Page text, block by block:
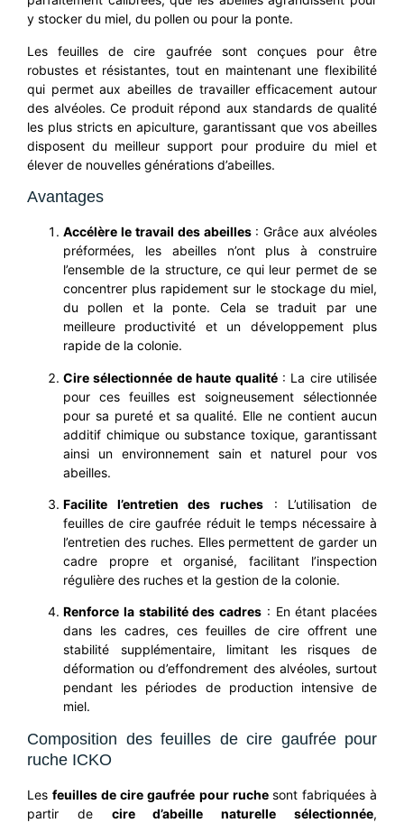
y stocker du miel, du pollen ou pour la ponte.
Les feuilles de cire gaufrée sont conçues pour être
robustes et résistantes, tout en maintenant une flexibilité
qui permet aux abeilles de travailler efficacement autour
des alvéoles. Ce produit répond aux standards de qualité
les plus stricts en apiculture, garantissant que vos abeilles
disposent du meilleur support pour produire du miel et
élever de nouvelles générations d’abeilles.
Avantages
Accélère le travail des abeilles: Grâce aux alvéoles
préformées, les abeilles n’ont plus à construire
l’ensemble de la structure, ce qui leur permet de se
concentrer plus rapidement sur le stockage du miel,
du pollen et la ponte. Cela se traduit par une
meilleure productivité et un développement plus
rapide de la colonie.
Cire sélectionnée de haute qualité: La cire utilisée
pour ces feuilles est soigneusement sélectionnée
pour sa pureté et sa qualité. Elle ne contient aucun
additif chimique ou substance toxique, garantissant
ainsi un environnement sain et naturel pour vos
abeilles.
Facilite l’entretien des ruches : L’utilisation de
feuilles de cire gaufrée réduit le temps nécessaire à
l’entretien des ruches. Elles permettent de garder un
cadre propre et organisé, facilitant l’inspection
régulière des ruches et la gestion de la colonie.
Renforce la stabilité des cadres : En étant placées
dans les cadres, ces feuilles de cire offrent une
stabilité supplémentaire, limitant les risques de
déformation ou d’effondrement des alvéoles, surtout
pendant les périodes de production intensive de
miel.
Composition des feuilles de cire gaufrée pour
ruche ICKO
Lesfeuilles de cire gaufrée pour ruche sont fabriquées à
partir de cire d’abeille naturelle sélectionnée,